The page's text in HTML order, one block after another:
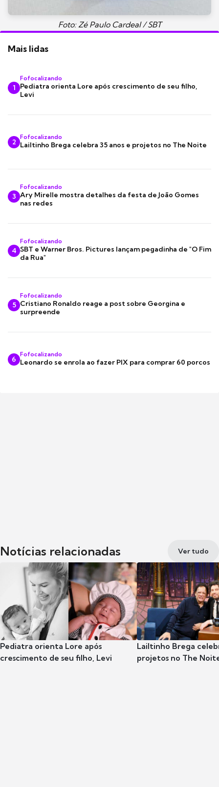
Foto: Zé Paulo Cardeal / SBT
Mais lidas
1
Fofocalizando
Pediatra orienta Lore após crescimento de seu filho,
Levi
2
Fofocalizando
Lailtinho Brega celebra 35 anos e projetos no The Noite
3
Fofocalizando
Ary Mirelle mostra detalhes da festa de João Gomes
nas redes
4
Fofocalizando
SBT e Warner Bros. Pictures lançam pegadinha de "O Fim
da Rua"
5
Fofocalizando
Cristiano Ronaldo reage a post sobre Georgina e
surpreende
6
Fofocalizando
Leonardo se enrola ao fazer PIX para comprar 60 porcos
Notícias relacionadas Ver tudo
Pediatra orienta Lore após
crescimento de seu filho, Levi
Lailtinho Brega
projetos no The